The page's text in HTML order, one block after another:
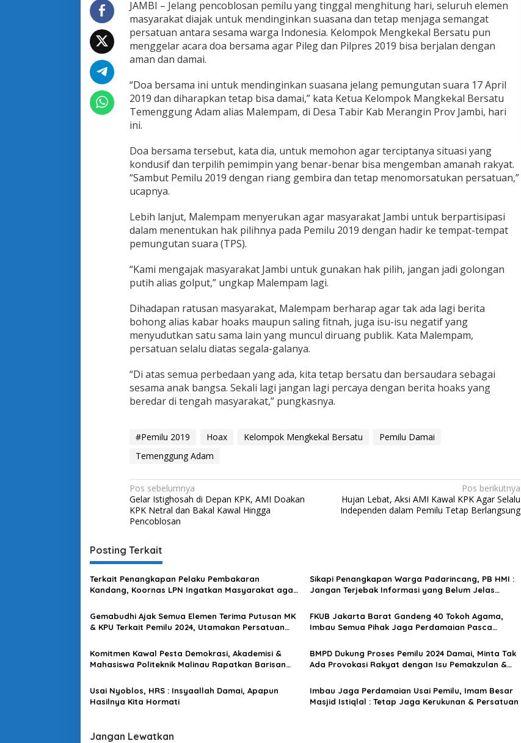
i
T
a
k
l
p
u
e
l
o
m
k
M
e
g
k
e
a
l
B
r
a
t
u
a
p
K
a
a
l
P
e
u
0
1
JAMBI – Jelang pencoblosan pemilu yang tinggal menghitung hari, seluruh elemen
masyarakat diajak untuk mendinginkan suasana dan tetap menjaga semangat
persatuan antara sesama warga Indonesia. Kelompok Mengkekal Bersatu pun
menggelar acara doa bersama agar Pileg dan Pilpres 2019 bisa berjalan dengan
aman dan damai.
“Doa bersama ini untuk mendinginkan suasana jelang pemungutan suara 17 April
2019 dan diharapkan tetap bisa damai,” kata Ketua Kelompok Mangkekal Bersatu
Temenggung Adam alias Malempam, di Desa Tabir Kab Merangin Prov Jambi, hari
ini.
Doa bersama tersebut, kata dia, untuk memohon agar terciptanya situasi yang
kondusif dan terpilih pemimpin yang benar-benar bisa mengemban amanah rakyat.
“Sambut Pemilu 2019 dengan riang gembira dan tetap menomorsatukan persatuan,”
ucapnya.
Lebih lanjut, Malempam menyerukan agar masyarakat Jambi untuk berpartisipasi
dalam menentukan hak pilihnya pada Pemilu 2019 dengan hadir ke tempat-tempat
pemungutan suara (TPS).
“Kami mengajak masyarakat Jambi untuk gunakan hak pilih, jangan jadi golongan
putih alias golput,” ungkap Malempam lagi.
Dihadapan ratusan masyarakat, Malempam berharap agar tak ada lagi berita
bohong alias kabar hoaks maupun saling fitnah, juga isu-isu negatif yang
menyudutkan satu sama lain yang muncul diruang publik. Kata Malempam,
persatuan selalu diatas segala-galanya.
“Di atas semua perbedaan yang ada, kita tetap bersatu dan bersaudara sebagai
sesama anak bangsa. Sekali lagi jangan lagi percaya dengan berita hoaks yang
beredar di tengah masyarakat,” pungkasnya.
#Pemilu 2019 Hoax Kelompok Mengkekal Bersatu
Pemilu Damai
Temenggung Adam
N
a
v
i
g
a
s
i
p
s
Pos sebelumnya
Gelar Istighosah di Depan KPK, AMI Doakan
KPK Netral dan Bakal Kawal Hingga
Pencoblosan
Pos berikutnya
Hujan Lebat, Aksi AMI Kawal KPK Agar Selalu
Independen dalam Pemilu Tetap Berlangsung
Posting Terkait
Terkait Penangkapan Pelaku Pembakaran
Kandang, Koornas LPN Ingatkan Masyarakat agar
Sikapi Penangkapan Warga Padarincang, PB HMI :
Jangan Terjebak Informasi yang Belum Jelas
Gemabudhi Ajak Semua Elemen Terima Putusan MK
& KPU Terkait Pemilu 2024, Utamakan Persatuan
FKUB Jakarta Barat Gandeng 40 Tokoh Agama,
Imbau Semua Pihak Jaga Perdamaian Pasca
Komitmen Kawal Pesta Demokrasi, Akademisi &
Mahasiswa Politeknik Malinau Rapatkan Barisan
BMPD Dukung Proses Pemilu 2024 Damai, Minta Tak
Ada Provokasi Rakyat dengan Isu Pemakzulan &
Usai Nyoblos, HRS : Insyaallah Damai, Apapun
Hasilnya Kita Hormati
Imbau Jaga Perdamaian Usai Pemilu, Imam Besar
Masjid Istiqlal : Tetap Jaga Kerukunan & Persatuan
Jangan Lewatkan